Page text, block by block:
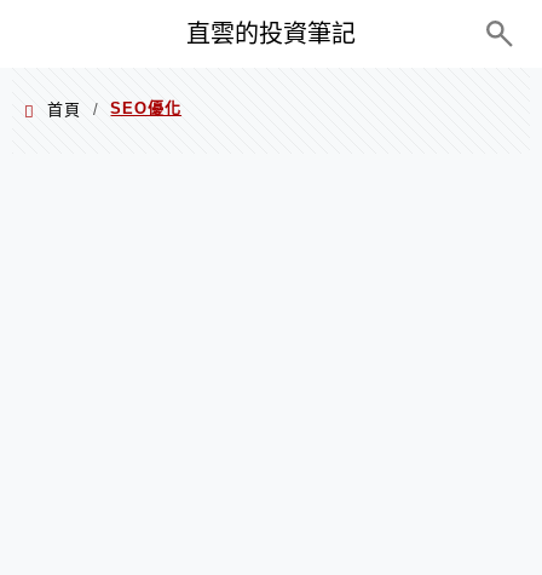
直雲的投資筆記
首頁 / SEO優化